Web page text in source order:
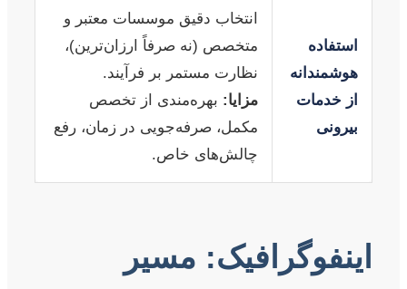
استفاده
هوشمندانه
از خدمات
بیرونی
انتخاب دقیق موسسات معتبر و
متخصص (نه صرفاً ارزان‌ترین)،
نظارت مستمر بر فرآیند.
مزایا: بهره‌مندی از تخصص
مکمل، صرفه‌جویی در زمان، رفع
چالش‌های خاص.
اینفوگرافیک: مسیر